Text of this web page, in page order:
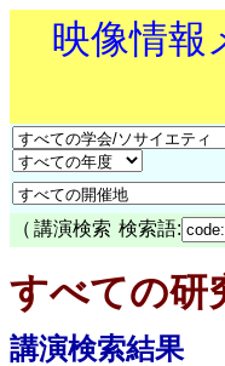
映像情報
（ 講演検索 検索語:
すべての研
講演検索結果